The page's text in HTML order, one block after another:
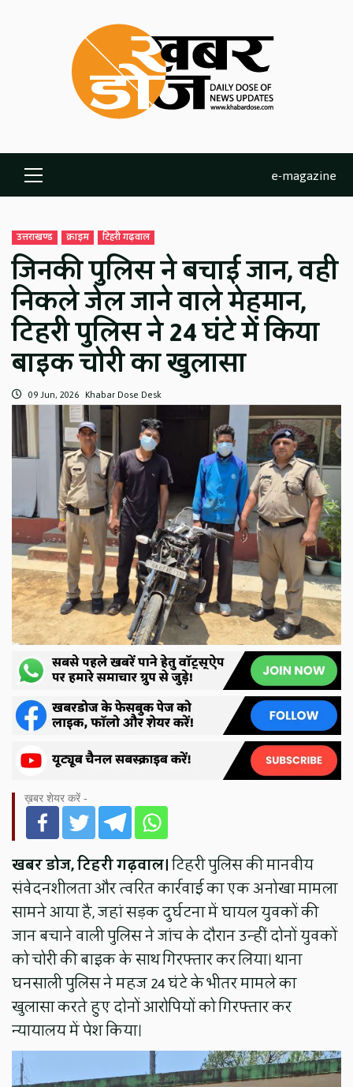
Primary
Menu
e-magazine
उत्तराखण्ड क्राइम टिहरी गढ़वाल
जिनकी पुलिस ने बचाई जान, वही
निकले जेल जाने वाले मेहमान,
टिहरी पुलिस ने 24 घंटे में किया
बाइक चोरी का खुलासा
09 Jun, 2026 Khabar Dose Desk
ख़बर शेयर करें -
खबर डोज, टिहरी गढ़वाल।टिहरी पुलिस की मानवीय
संवेदनशीलता और त्वरित कार्रवाई का एक अनोखा मामला
सामने आया है, जहां सड़क दुर्घटना में घायल युवकों की
जान बचाने वाली पुलिस ने जांच के दौरान उन्हीं दोनों युवकों
को चोरी की बाइक के साथ गिरफ्तार कर लिया। थाना
घनसाली पुलिस ने महज 24 घंटे के भीतर मामले का
खुलासा करते हुए दोनों आरोपियों को गिरफ्तार कर
न्यायालय में पेश किया।